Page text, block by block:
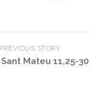
PREVIOUS STORY
Mateu 11,25-30